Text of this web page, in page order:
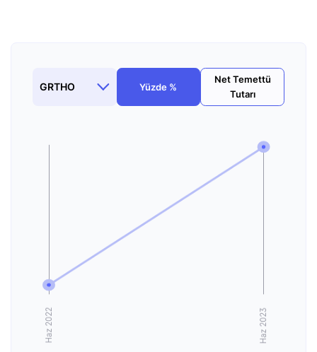
Yüzde %
Net Temettü
Tutarı